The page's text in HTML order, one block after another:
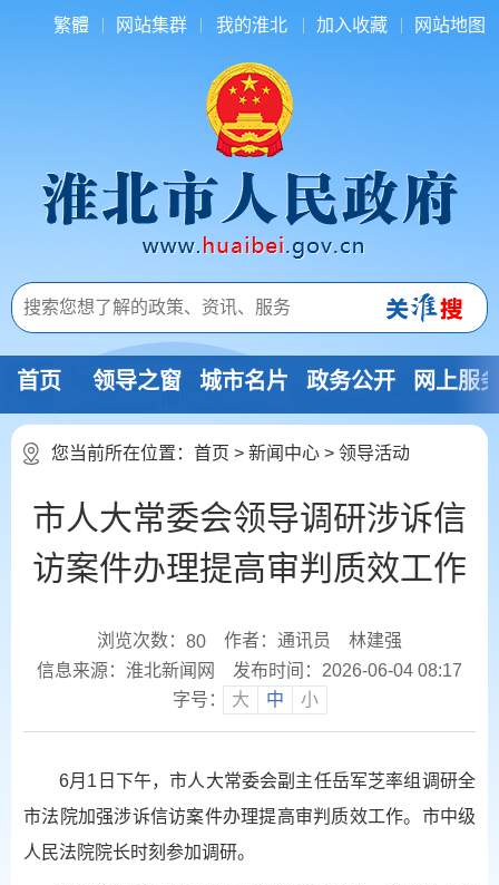
繁體 网站集群 我的淮北 加入收藏 网站地图
首页 领导之窗 城市名片 政务公开 网上服
您当前所在位置： 首页 > 新闻中心 > 领导活动
市人大常委会领导调研涉诉信
访案件办理提高审判质效工作
浏览次数： 80
作者：通讯员 林建强
信息来源：淮北新闻网
发布时间：2026-06-04 08:17
字号：
大 中 小
6月1日下午，市人大常委会副主任岳军芝率组调研全
市法院加强涉诉信访案件办理提高审判质效工作。市中级
人民法院院长时刻参加调研。